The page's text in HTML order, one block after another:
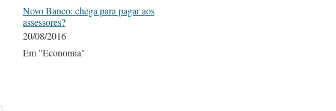
Novo Banco: chega para pagar aos
assessores?
20/08/2016
Em "Economia"